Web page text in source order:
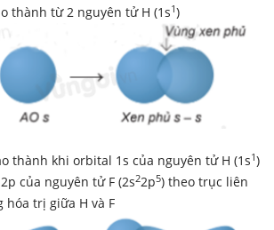
thành từ 2 nguyên tử H (1s1)
thành khi orbital 1s của nguyên tử H (1s1)
của nguyên tử F (2s22p5) theo trục liên
hóa trị giữa H và F